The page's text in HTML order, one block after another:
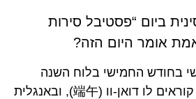
ביום “פסטיבל סירות
אומר היום הזה?
בחודש החמישי בלוח השנה
הסיני — יום שאנחנו קוראים לו דואן-וו (端午), ובאנגלית